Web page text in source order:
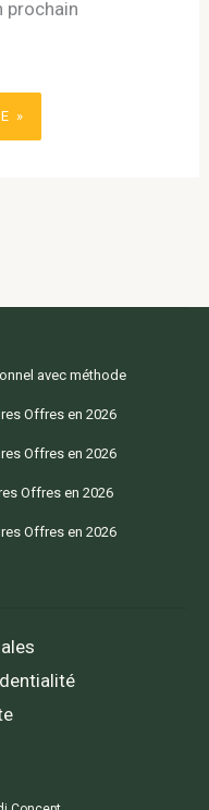
prochain
avec méthode
Offres en 2026
Offres en 2026
Offres en 2026
Offres en 2026